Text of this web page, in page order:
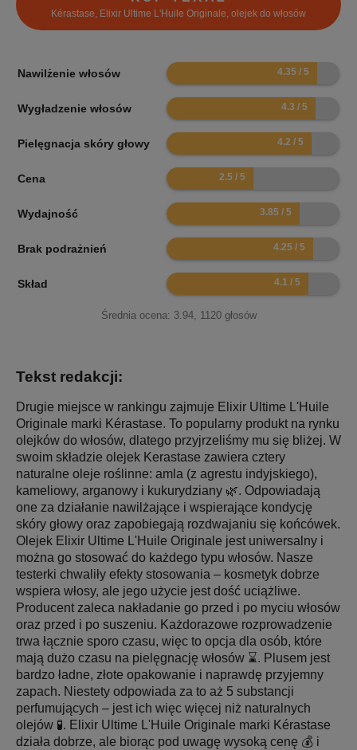
Kérastase, Elixir Ultime L'Huile Originale, olejek do włosów
Nawilżenie włosów 8.7
Wygładzenie włosów 8.6
Pielęgnacja skóry głowy 8.4
Cena 5
Wydajność 7.7
Brak podrażnień 8.5
Skład 8.2
Średnia ocena: 3.94, 1120głosów
Tekst redakcji:
Drugie miejsce w rankingu zajmuje Elixir Ultime L'Huile
Originale marki Kérastase. To popularny produkt na rynku
olejków do włosów, dlatego przyjrzeliśmy mu się bliżej. W
swoim składzie olejek Kerastase zawiera cztery
naturalne oleje roślinne: amla (z agrestu indyjskiego),
kameliowy, arganowy i kukurydziany 🌿. Odpowiadają
one za działanie nawilżające i wspierające kondycję
skóry głowy oraz zapobiegają rozdwajaniu się końcówek.
Olejek Elixir Ultime L'Huile Originale jest uniwersalny i
można go stosować do każdego typu włosów. Nasze
testerki chwaliły efekty stosowania – kosmetyk dobrze
wspiera włosy, ale jego użycie jest dość uciążliwe.
Producent zaleca nakładanie go przed i po myciu włosów
oraz przed i po suszeniu. Każdorazowe rozprowadzenie
trwa łącznie sporo czasu, więc to opcja dla osób, które
mają dużo czasu na pielęgnację włosów ⌛. Plusem jest
bardzo ładne, złote opakowanie i naprawdę przyjemny
zapach. Niestety odpowiada za to aż 5 substancji
perfumujących – jest ich więc więcej niż naturalnych
olejów 🧪. Elixir Ultime L'Huile Originale marki Kérastase
działa dobrze, ale biorąc pod uwagę wysoką cenę 💰 i